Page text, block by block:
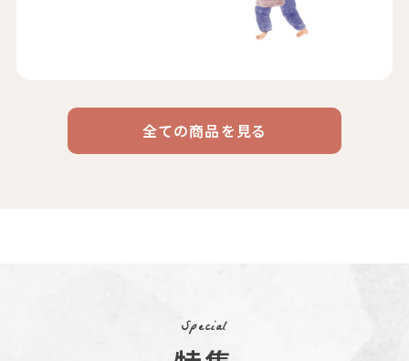
コーヒー
リキッド
コーヒー
豆・粉
ケニア
全ての商品を見る
Special